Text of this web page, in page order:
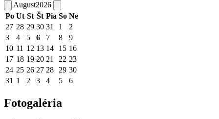
August2026
Po Ut St Št Pia So Ne
27 28 29 30 31 1
2
3
4 5 6 7 8
9
10 11 12 13 14 15 16
17 18 19 20 21 22 23
24 25 26 27 28 29 30
31 1 2 3 4 5 6
Fotogaléria